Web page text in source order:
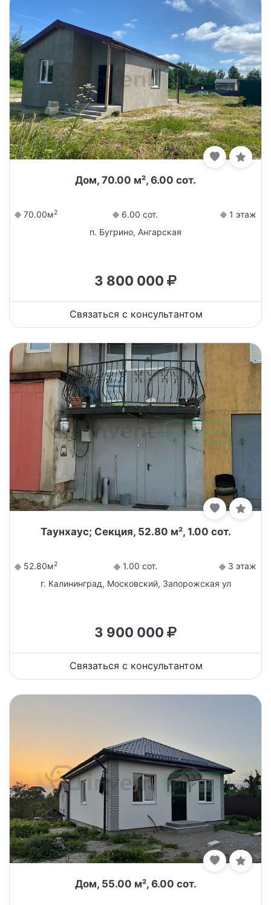
Дом, 70.00 м², 6.00 сот.
70.00м2 6.00 сот.
1 этаж
п. Бугрино, Ангарская
3 800 000
Связаться с консультантом
Таунхаус; Секция, 52.80 м², 1.00 сот.
52.80м2 1.00 сот.
3 этаж
г. Калининград, Московский, Запорожская ул
3 900 000
Связаться с консультантом
Дом, 55.00 м², 6.00 сот.